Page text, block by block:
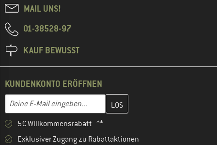
MAIL UNS!
01-38528-97
KAUF BEWUSST
KUNDENKONTO ERÖFFNEN
E-Mail-Adresse
Gib hier deine E-Mail-Adresse ein und erstelle im nächsten
5€ Willkommensrabatt **
Exklusiver Zugang zu Rabattaktionen